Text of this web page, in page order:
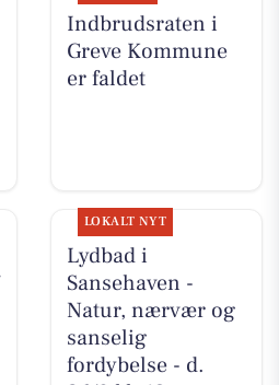
Indbrudsraten i
Greve Kommune
er faldet
LOKALT NYT
Lydbad i
Sansehaven -
Natur, nærvær og
sanselig
fordybelse - d.